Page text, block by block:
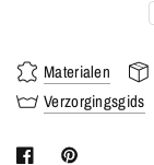
Materialen
Verzorgingsgids